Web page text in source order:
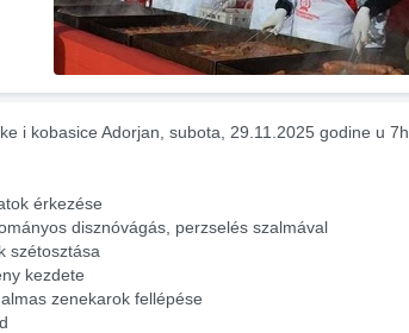
i kobasice Adorjan, subota, 29.11.2025 godine u 7h.
érkezése
disznóvágás, perzselés szalmával
szétosztása
kezdete
zenekarok fellépése